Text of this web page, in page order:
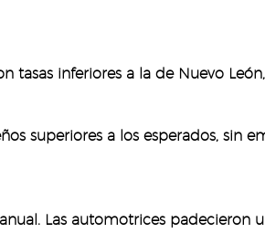
inferiores a la de Nuevo
superiores a los esperados, sin
Las automotrices padecieron